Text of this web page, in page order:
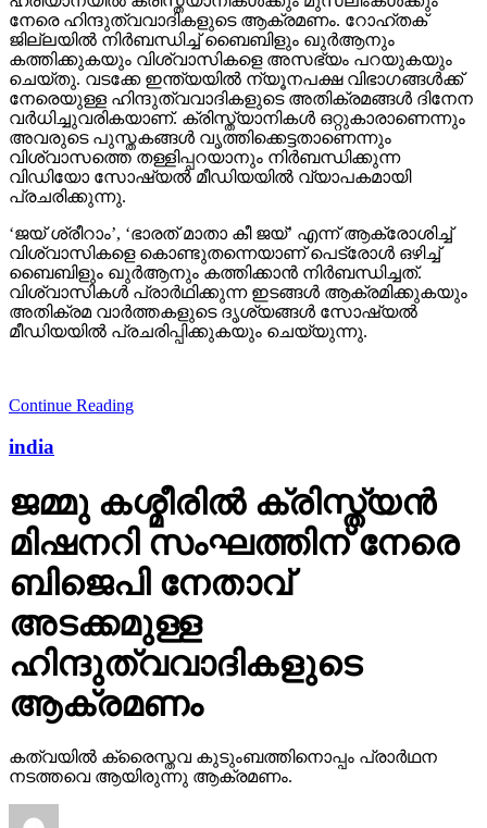
നേരെ ഹിന്ദുത്വവാദികളുടെ ആക്രമണം. റോഹ്തക്
ജില്ലയില്‍ നിര്‍ബന്ധിച്ച് ബൈബിളും ഖുര്‍ആനും
കത്തിക്കുകയും വിശ്വാസികളെ അസഭ്യം പറയുകയും
ചെയ്തു. വടക്കേ ഇന്ത്യയില്‍ ന്യൂനപക്ഷ വിഭാഗങ്ങള്‍ക്ക്
നേരെയുള്ള ഹിന്ദുത്വവാദികളുടെ അതിക്രമങ്ങള്‍ ദിനേന
വര്‍ധിച്ചുവരികയാണ്. ക്രിസ്ത്യാനികള്‍ ഒറ്റുകാരാണെന്നും
അവരുടെ പുസ്തകങ്ങള്‍ വൃത്തിക്കെട്ടതാണെന്നും
വിശ്വാസത്തെ തള്ളിപ്പറയാനും നിര്‍ബന്ധിക്കുന്ന
വിഡിയോ സോഷ്യല്‍ മീഡിയയില്‍ വ്യാപകമായി
പ്രചരിക്കുന്നു.
‘ജയ് ശ്രീറാം’, ‘ഭാരത് മാതാ കീ ജയ്’ എന്ന് ആക്രോശിച്ച്
വിശ്വാസികളെ കൊണ്ടുതന്നെയാണ് പെട്രോള്‍ ഒഴിച്ച്
ബൈബിളും ഖുര്‍ആനും കത്തിക്കാന്‍ നിര്‍ബന്ധിച്ചത്.
വിശ്വാസികള്‍ പ്രാര്‍ഥിക്കുന്ന ഇടങ്ങള്‍ ആക്രമിക്കുകയും
അതിക്രമ വാര്‍ത്തകളുടെ ദൃശ്യങ്ങള്‍ സോഷ്യല്‍
മീഡിയയില്‍ പ്രചരിപ്പിക്കുകയും ചെയ്യുന്നു.
Continue Reading
india
ജമ്മു കശ്മീരില്‍ ക്രിസ്ത്യന്‍
മിഷനറി സംഘത്തിന് നേരെ
ബിജെപി നേതാവ്
അടക്കമുള്ള
ഹിന്ദുത്വവാദികളുടെ
ആക്രമണം
കത്വയില്‍ ക്രൈസ്തവ കുടുംബത്തിനൊപ്പം പ്രാര്‍ഥന
നടത്തവെ ആയിരുന്നു ആക്രമണം.